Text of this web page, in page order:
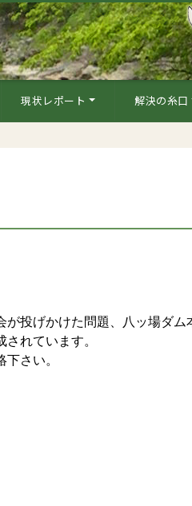
現状レポート 解決の糸口
投げかけた問題、八ッ場ダム
れています。
さい。